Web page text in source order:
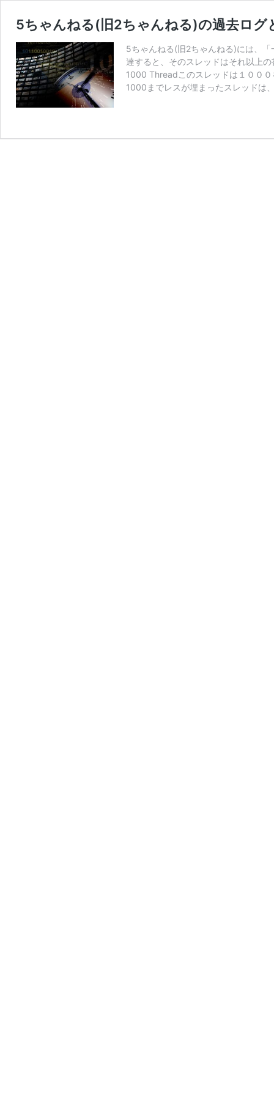
5ちゃんねる(旧2ちゃんねる)の過去ログ
5ちゃんねる(旧2ちゃんねる)には、
達すると、そのスレッドはそれ以上
1000 Threadこのスレッドは１００
1000までレスが埋まったスレッドは